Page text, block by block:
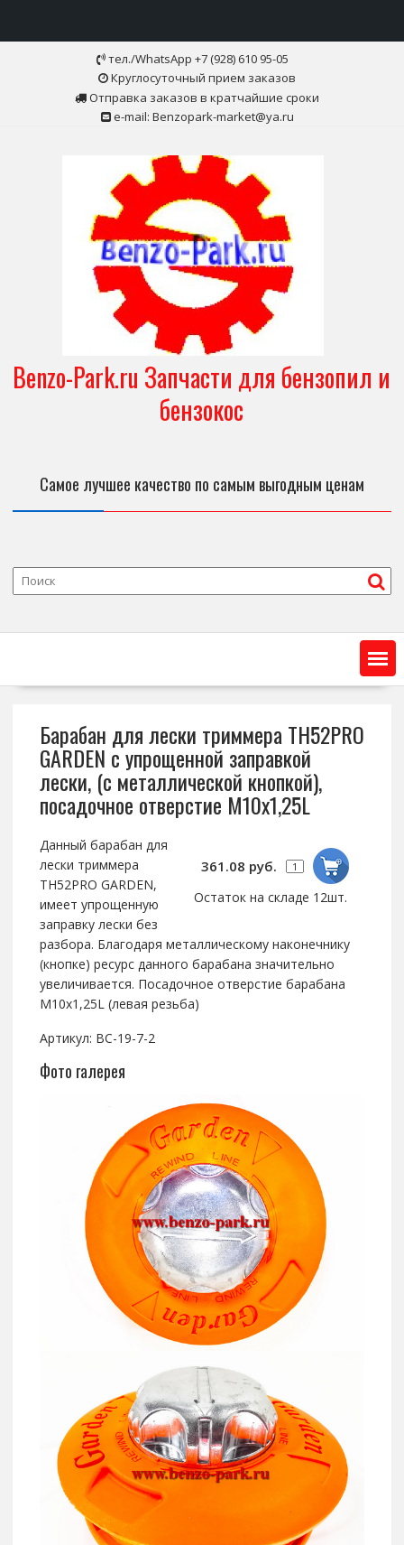
тел./WhatsApp +7 (928) 610 95-05
Круглосуточный прием заказов
Отправка заказов в кратчайшие сроки
e-mail: Benzopark-market@ya.ru
Benzo-Park.ru Запчасти для бензопил и
бензокос
Самое лучшее качество по самым выгодным ценам
Барабан для лески триммера TH52PRO
GARDEN с упрощенной заправкой
лески, (с металлической кнопкой),
посадочное отверстие M10х1,25L
361.08 руб.
Остаток на складе 12шт.
Данный барабан для
лески триммера
TH52PRO GARDEN,
имеет упрощенную
заправку лески без
разбора. Благодаря металлическому наконечнику
(кнопке) ресурс данного барабана значительно
увеличивается. Посадочное отверстие барабана
M10х1,25L (левая резьба)
Артикул: BC-19-7-2
Фото галерея